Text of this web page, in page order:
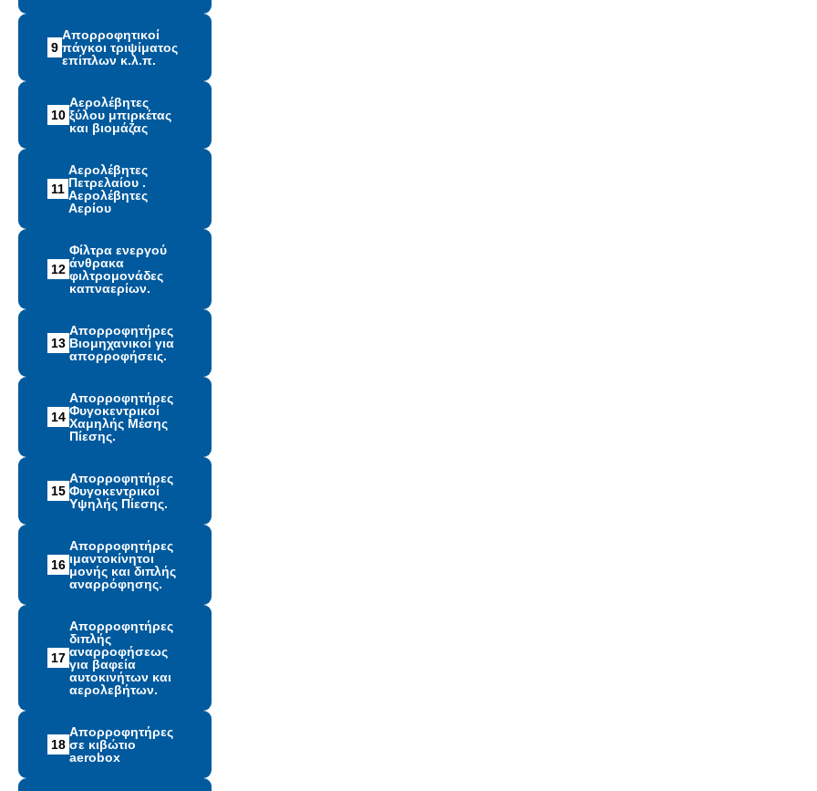
9
Απορροφητικοί
πάγκοι τριψίματος
επίπλων κ.λ.π.
10
Αερολέβητες
ξύλου μπιρκέτας
και βιομάζας
11
Αερολέβητες
Πετρελαίου .
Αερολέβητες
Αερίου
12
Φίλτρα ενεργού
άνθρακα
φιλτρομονάδες
καπναερίων.
13
Απορροφητήρες
Βιομηχανικοί για
απορροφήσεις.
14
Απορροφητήρες
Φυγοκεντρικοί
Χαμηλής Μέσης
Πίεσης.
15
Απορροφητήρες
Φυγοκεντρικοί
Υψηλής Πίεσης.
16
Απορροφητήρες
ιμαντοκίνητοι
μονής και διπλής
αναρρόφησης.
17
Απορροφητήρες
διπλής
αναρροφήσεως
για βαφεία
αυτοκινήτων και
αερολεβήτων.
18
Απορροφητήρες
σε κιβώτιο
aerobox